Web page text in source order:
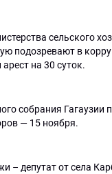
сельского
подозревают в
на 30 суток.
собрания Гагаузии
— 15 ноября.
– депутат от села